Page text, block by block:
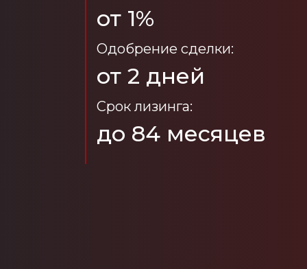
от 1%
Одобрение сделки:
от 2 дней
Срок лизинга:
до 84 месяцев